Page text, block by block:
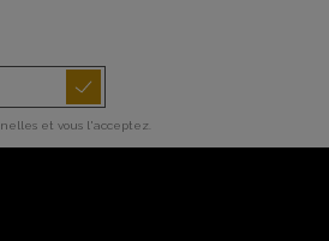
et vous l'acceptez.